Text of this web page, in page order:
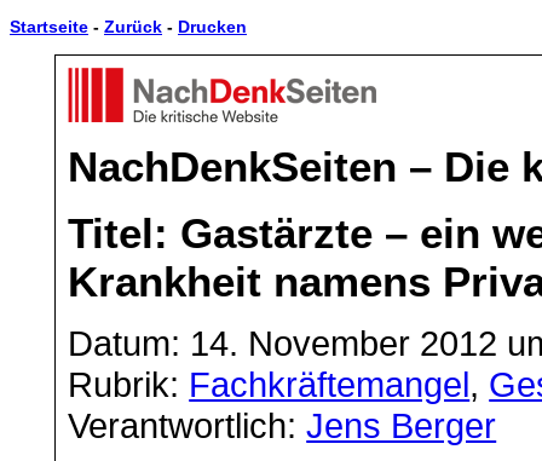
Startseite - Zurück - Drucken
NachDenkSeiten – Die
Titel: Gastärzte – ein
Krankheit namens
Datum: 14. November 2012
Rubrik: Fachkräftemangel,
Verantwortlich:Jens Berger